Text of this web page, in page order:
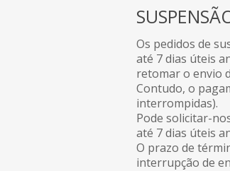
Os pedidos de
até 7 dias úteis
retomar o envio
Contudo, o
interrompidas).
Pode solicitar-
até 7 dias úteis
O prazo de
interrupção de